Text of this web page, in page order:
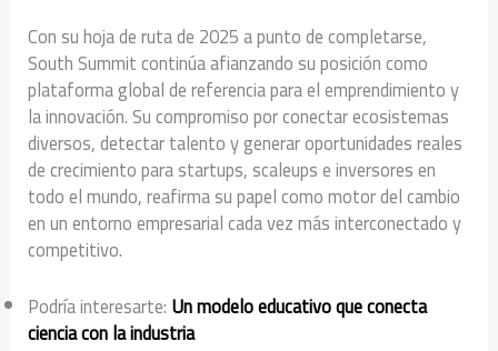
Con su hoja de ruta de 2025 a punto de completarse,
South Summit continúa afianzando su posición como
plataforma global de referencia para el emprendimiento y
la innovación. Su compromiso por conectar ecosistemas
diversos, detectar talento y generar oportunidades reales
de crecimiento para startups, scaleups e inversores en
todo el mundo, reafirma su papel como motor del cambio
en un entorno empresarial cada vez más interconectado y
competitivo.
Podría interesarte: Un modelo educativo que conecta
ciencia con la industria